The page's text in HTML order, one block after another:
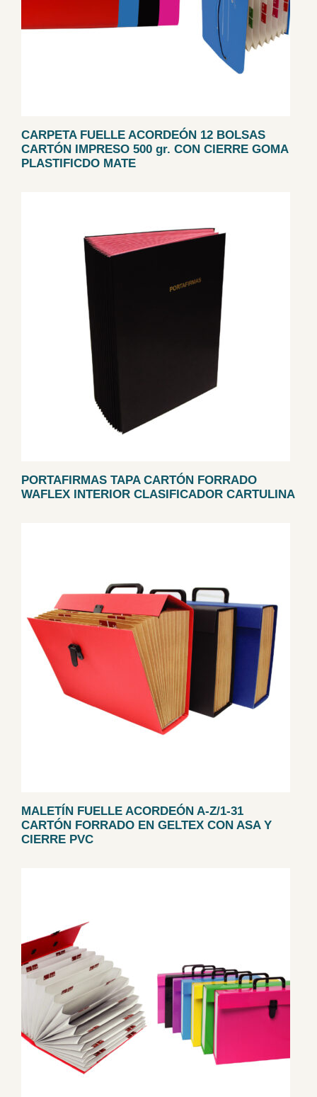
CARPETA FUELLE ACORDEÓN 12 BOLSAS
CARTÓN IMPRESO 500 gr. CON CIERRE GOMA
PLASTIFICDO MATE
PORTAFIRMAS TAPA CARTÓN FORRADO
WAFLEX INTERIOR CLASIFICADOR CARTULINA
MALETÍN FUELLE ACORDEÓN A-Z/1-31
CARTÓN FORRADO EN GELTEX CON ASA Y
CIERRE PVC